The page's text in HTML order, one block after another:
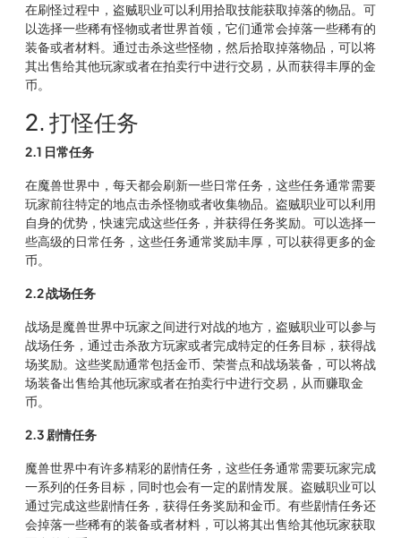
在刷怪过程中，盗贼职业可以利用拾取技能获取掉落的物品。可
以选择一些稀有怪物或者世界首领，它们通常会掉落一些稀有的
装备或者材料。通过击杀这些怪物，然后拾取掉落物品，可以将
其出售给其他玩家或者在拍卖行中进行交易，从而获得丰厚的金
币。
2. 打怪任务
2.1 日常任务
在魔兽世界中，每天都会刷新一些日常任务，这些任务通常需要
玩家前往特定的地点击杀怪物或者收集物品。盗贼职业可以利用
自身的优势，快速完成这些任务，并获得任务奖励。可以选择一
些高级的日常任务，这些任务通常奖励丰厚，可以获得更多的金
币。
2.2 战场任务
战场是魔兽世界中玩家之间进行对战的地方，盗贼职业可以参与
战场任务，通过击杀敌方玩家或者完成特定的任务目标，获得战
场奖励。这些奖励通常包括金币、荣誉点和战场装备，可以将战
场装备出售给其他玩家或者在拍卖行中进行交易，从而赚取金
币。
2.3 剧情任务
魔兽世界中有许多精彩的剧情任务，这些任务通常需要玩家完成
一系列的任务目标，同时也会有一定的剧情发展。盗贼职业可以
通过完成这些剧情任务，获得任务奖励和金币。有些剧情任务还
会掉落一些稀有的装备或者材料，可以将其出售给其他玩家获取